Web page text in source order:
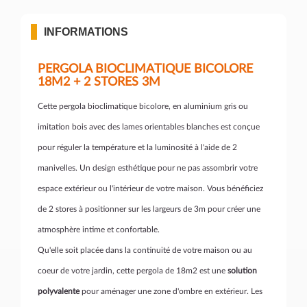
INFORMATIONS
PERGOLA BIOCLIMATIQUE BICOLORE
18M2 + 2 STORES 3M
Cette pergola bioclimatique bicolore, en aluminium gris ou
imitation bois avec des lames orientables blanches est conçue
pour réguler la température et la luminosité à l'aide de 2
manivelles. Un design esthétique pour ne pas assombrir votre
espace extérieur ou l'intérieur de votre maison. Vous bénéficiez
de 2 stores à positionner sur les largeurs de 3m pour créer une
atmosphère intime et confortable.
Qu'elle soit placée dans la continuité de votre maison ou au
coeur de votre jardin, cette pergola de 18m2 est une solution
polyvalentepour aménager une zone d'ombre en extérieur. Les